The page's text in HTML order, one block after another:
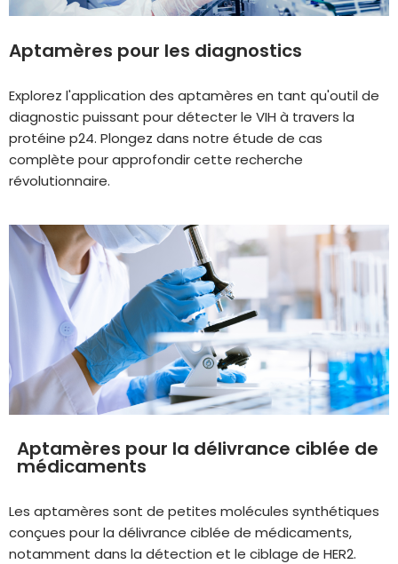
Aptamères pour les diagnostics
Explorez l'application des aptamères en tant qu'outil de
diagnostic puissant pour détecter le VIH à travers la
protéine p24. Plongez dans notre étude de cas
complète pour approfondir cette recherche
révolutionnaire.
Aptamères pour la délivrance ciblée de
médicaments
Les aptamères sont de petites molécules synthétiques
conçues pour la délivrance ciblée de médicaments,
notamment dans la détection et le ciblage de HER2.